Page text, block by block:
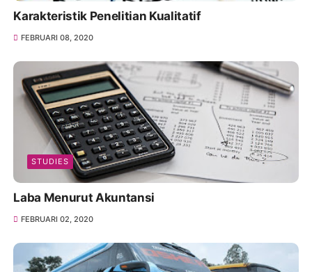
Karakteristik Penelitian Kualitatif
FEBRUARI 08, 2020
STUDIES
Laba Menurut Akuntansi
FEBRUARI 02, 2020